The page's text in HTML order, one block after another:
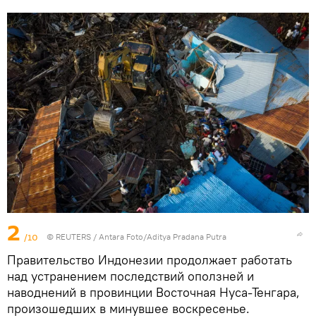
2 /10 © REUTERS / Antara Foto/Aditya Pradana Putra
Правительство Индонезии продолжает работать
над устранением последствий оползней и
наводнений в провинции Восточная Нуса-Тенгара,
произошедших в минувшее воскресенье.